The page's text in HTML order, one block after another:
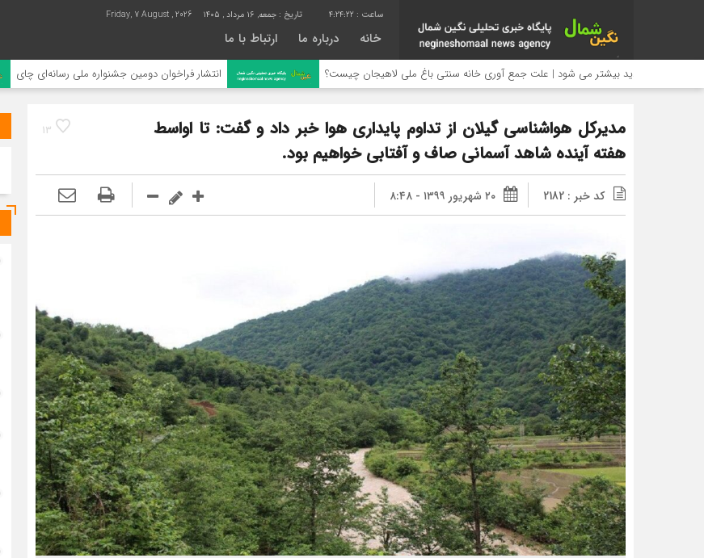
4:24:22 تاریخ : جمعه, ۱۶ مرداد , ۱۴۰۵ Friday, 7 August , 2026
خانه درباره ما ارتباط با ما
بازدید بیشتر می شود | علت جمع آوری خانه سنتی باغ ملی لاهیجان چیست؟ انتشار فراخوان دومین جشنواره ملی رسانه‌ای چای
13
مدیرکل هواشناسی گیلان از تداوم پایداری هوا خبر داد و گفت: تا اواسط
هفته آینده شاهد آسمانی صاف و آفتابی خواهیم بود.
کد خبر : 2182 ۲۰ شهریور ۱۳۹۹ - ۸:۴۸